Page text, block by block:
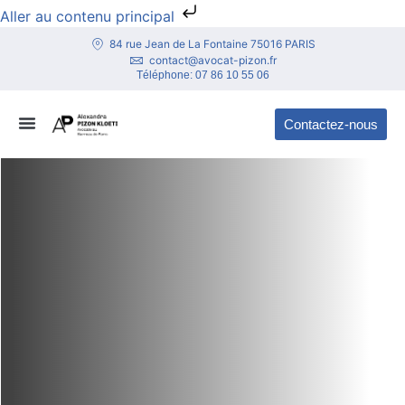
Aller au contenu principal
84 rue Jean de La Fontaine 75016 PARIS
contact@avocat-pizon.fr
Téléphone: 07 86 10 55 06
Contactez-nous